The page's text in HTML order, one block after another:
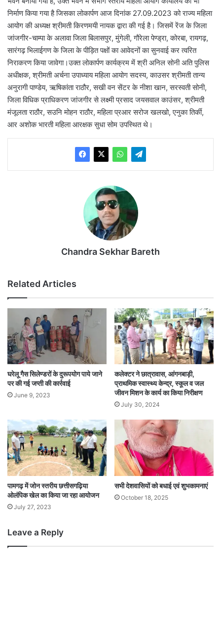
निर्माण किया गया है जिसका लोकार्पण आज दिनांक 27.09.2023 को राज्य महिला
आयोग की अध्यक्ष श्रीमती किरणमयी नायक द्वारा की गई है। जिसमें रेंज के जिला
जांजगीर-चाम्पा के अलावा जिला बिलासपुर, मुंगेली, गौरेला पेण्ड्रा, कोरबा, रायगढ़,
सारंगढ़ भिलाईगण के जिला के पीड़ित पक्षों का आवेदनों का सुनवाई कर त्वरित
निराकरण किया जावेगा।उक्त लोकार्पण कार्यक्रम में श्री अनिल सोनी अति पुलिस
अधीक्षक, श्रीमती अर्चना उपाध्याय महिला आयोग सदस्य, काउसर श्रीमती तान्य
अनुरागी पाण्डेय, ऋषिकांता राठौर, सखी वन सेंटर के नीशा खान, सरस्वती सोनी,
जिला विधिक प्राधिकरण जांजगीर से लक्ष्मी प्रसाद जयसवाल काउंसर, श्रीमती
मंजूलता राठौर, सउनि मोहन राठौर, महिला प्रआर सरोज खलखो, एनुका तिर्की,
आर अशोक भारती महिला आरक्षक सुधा सोम उपस्थित थे।
Chandra Sekhar Bareth
Related Articles
घरेलू गैस सिलेण्डरों के दुरूपयोग पाये जाने
पर की गई जप्ती की कार्रवाई
June 9, 2023
कलेक्टर ने छात्रावास, आंगनबाड़ी,
प्राथमिक स्वास्थ्य केन्द्र, स्कूल व जल
जीवन मिशन के कार्य का किया निरीक्षण
July 30, 2024
पामगढ़ में जोन स्तरीय छत्तीसगढ़िया
ओलंपिक खेल का किया जा रहा आयोजन
July 27, 2023
सभी देशवासियों को बधाई एवं शुभकामनाएं
October 18, 2025
Leave a Reply